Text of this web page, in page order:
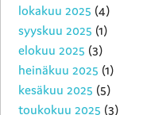
lokakuu 2025 (4)
syyskuu 2025 (1)
elokuu 2025 (3)
heinäkuu 2025 (1)
kesäkuu 2025 (5)
toukokuu 2025 (3)